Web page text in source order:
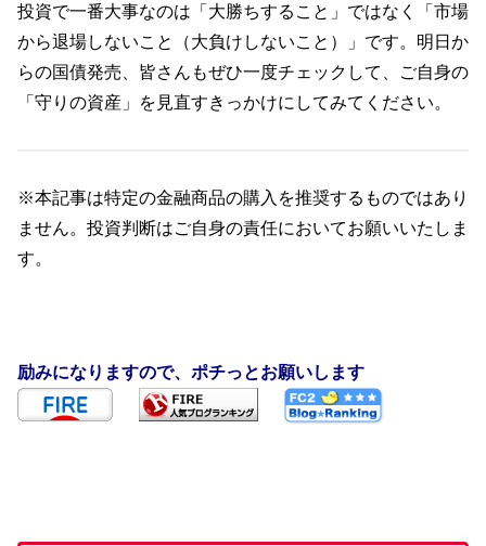
投資で一番大事なのは「大勝ちすること」ではなく「市場
から退場しないこと（大負けしないこと）」です。明日か
らの国債発売、皆さんもぜひ一度チェックして、ご自身の
「守りの資産」を見直すきっかけにしてみてください。
※本記事は特定の金融商品の購入を推奨するものではあり
ません。投資判断はご自身の責任においてお願いいたしま
す。
励みになりますので、ポチっとお願いします